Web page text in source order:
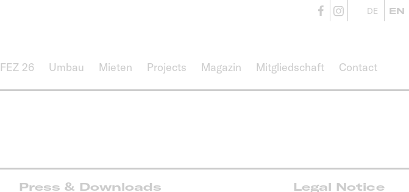
FEZ 26 Umbau Mieten Projects Magazin Mitgliedschaft Contact
DE EN
Press & Downloads Legal Notice